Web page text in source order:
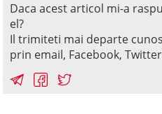
Daca acest articol mi-a
el?
Il trimiteti mai departe
prin email, Facebook,